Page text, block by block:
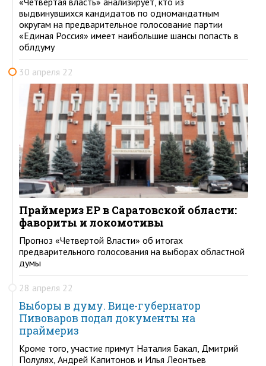
выдвинувшихся кандидатов по одномандатным
округам на предварительное голосование партии
«Единая Россия» имеет наибольшие шансы попасть в
облдуму
30 апреля 22
Праймериз ЕР в Саратовской области:
фавориты и локомотивы
Прогноз «Четвертой Власти» об итогах
предварительного голосования на выборах областной
думы
28 апреля 22
Выборы в думу. Вице-губернатор
Пивоваров подал документы на
праймериз
Кроме того, участие примут Наталия Бакал, Дмитрий
Полулях, Андрей Капитонов и Илья Леонтьев